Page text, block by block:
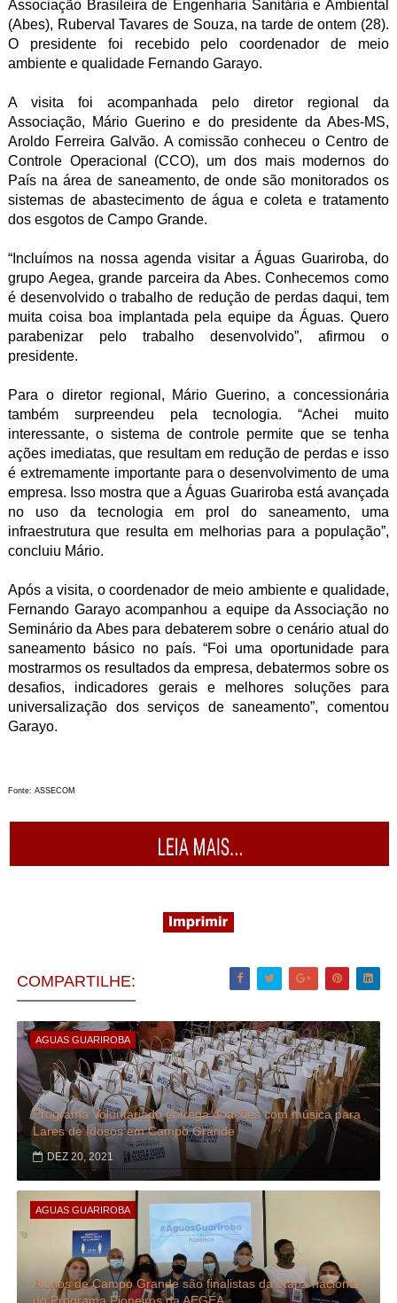
Associação Brasileira de Engenharia Sanitária e Ambiental
(Abes), Ruberval Tavares de Souza, na tarde de ontem (28).
O presidente foi recebido pelo coordenador de meio
ambiente e qualidade Fernando Garayo.
A visita foi acompanhada pelo diretor regional da
Associação, Mário Guerino e do presidente da Abes-MS,
Aroldo Ferreira Galvão. A comissão conheceu o Centro de
Controle Operacional (CCO), um dos mais modernos do
País na área de saneamento, de onde são monitorados os
sistemas de abastecimento de água e coleta e tratamento
dos esgotos de Campo Grande.
“Incluímos na nossa agenda visitar a Águas Guariroba, do
grupo Aegea, grande parceira da Abes. Conhecemos como
é desenvolvido o trabalho de redução de perdas daqui, tem
muita coisa boa implantada pela equipe da Águas. Quero
parabenizar pelo trabalho desenvolvido”, afirmou o
presidente.
Para o diretor regional, Mário Guerino, a concessionária
também surpreendeu pela tecnologia. “Achei muito
interessante, o sistema de controle permite que se tenha
ações imediatas, que resultam em redução de perdas e isso
é extremamente importante para o desenvolvimento de uma
empresa. Isso mostra que a Águas Guariroba está avançada
no uso da tecnologia em prol do saneamento, uma
infraestrutura que resulta em melhorias para a população”,
concluiu Mário.
Após a visita, o coordenador de meio ambiente e qualidade,
Fernando Garayo acompanhou a equipe da Associação no
Seminário da Abes para debaterem sobre o cenário atual do
saneamento básico no país. “Foi uma oportunidade para
mostrarmos os resultados da empresa, debatermos sobre os
desafios, indicadores gerais e melhores soluções para
universalização dos serviços de saneamento”, comentou
Garayo.
Fonte: ASSECOM
COMPARTILHE:
AGUAS GUARIROBA
Programa Voluntariado entrega doações com música para
Lares de Idosos em Campo Grande
DEZ 20, 2021
AGUAS GUARIROBA
Alunos de Campo Grande são finalistas da etapa nacional